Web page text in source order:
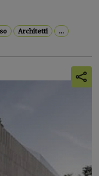
Architetti ...